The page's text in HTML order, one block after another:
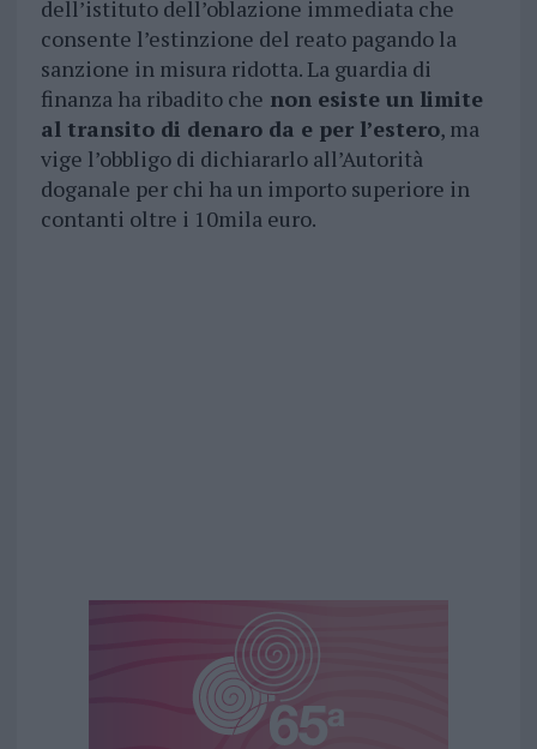
dell’istituto dell’oblazione immediata che
consente l’estinzione del reato pagando la
sanzione in misura ridotta. La guardia di
finanza ha ribadito che non esiste un limite
al transito di denaro da e per l’estero, ma
vige l’obbligo di dichiararlo all’Autorità
doganale per chi ha un importo superiore in
contanti oltre i 10mila euro.